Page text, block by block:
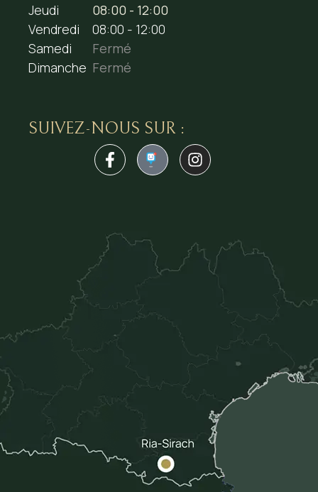
Jeudi
08:00 - 12:00
Vendredi
08:00 - 12:00
Samedi
Fermé
Dimanche Fermé
SUIVEZ-NOUS SUR :
1